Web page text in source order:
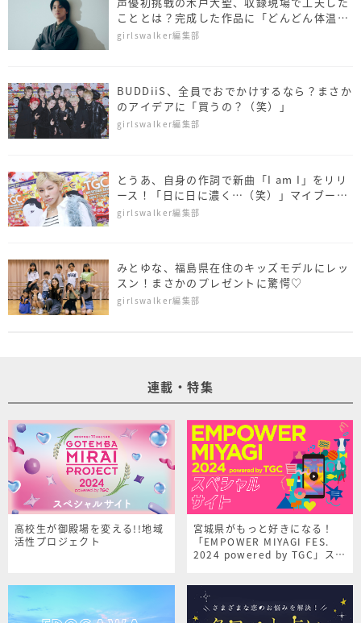
こととは？完成した作品に「どんどん体温
が…」
girlswalker編集部
BUDDiiS、全員でおでかけするなら？まさか
のアイデアに「買うの？（笑）」
girlswalker編集部
とうあ、自身の作詞で新曲「I am I」をリリ
ース！「日に日に濃く…（笑）」マイブーム
についても明かす
girlswalker編集部
みとゆな、福島県在住のキッズモデルにレッ
スン！まさかのプレゼントに驚愕♡
girlswalker編集部
連載・特集
高校生が御殿場を変える!!地域
活性プロジェクト
宮城県がもっと好きになる！
「EMPOWER MIYAGI FES.
2024 powered by TGC」スペ